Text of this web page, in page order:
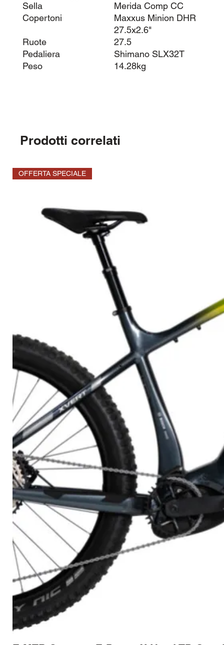
Sella
Merida Comp CC
Copertoni
Maxxus Minion DHR
27.5x2.6"
Ruote
27.5
Pedaliera
Shimano SLX32T
Peso
14.28kg
Prodotti correlati
OFFERTA SPECIALE